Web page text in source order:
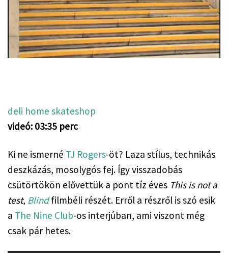
deli home skateshop
videó: 03:35 perc
Ki ne ismerné TJ Rogers-öt? Laza stílus, technikás
deszkázás, mosolygós fej. Így visszadobás
csütörtökön elővettük a pont tíz éves This is not a
test, Blind filmbéli részét. Erről a részről is szó esik
a The Nine Club-os interjúban, ami viszont még
csak pár hetes.